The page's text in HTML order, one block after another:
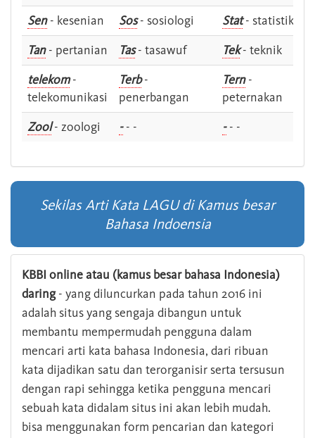
Sen- kesenian Sos- sosiologi Stat- statistik
Tan- pertanian Tas- tasawuf Tek- teknik
telekom-
telekomunikasi
Terb-
penerbangan
Tern-
peternakan
Zool- zoologi -- - -- -
Sekilas Arti Kata LAGU di Kamus besar
Bahasa Indoensia
KBBI online atau (kamus besar bahasa Indonesia)
daring- yang diluncurkan pada tahun 2016 ini
adalah situs yang sengaja dibangun untuk
membantu mempermudah pengguna dalam
mencari arti kata bahasa Indonesia, dari ribuan
kata dijadikan satu dan terorganisir serta tersusun
dengan rapi sehingga ketika pengguna mencari
sebuah kata didalam situs ini akan lebih mudah.
bisa menggunakan form pencarian dan kategori